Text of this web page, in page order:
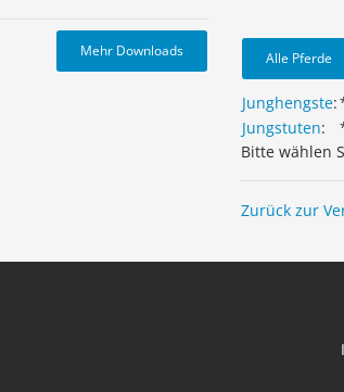
Mehr Downloads Alle Pferde
Junghengste:
Jungstuten:
Bitte wählen
Zurück zur